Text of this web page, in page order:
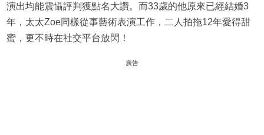
演出均能震懾評判獲點名大讚。而33歲的他原來已經結婚3
年，太太Zoe同樣從事藝術表演工作，二人拍拖12年愛得甜
蜜，更不時在社交平台放閃！
廣告